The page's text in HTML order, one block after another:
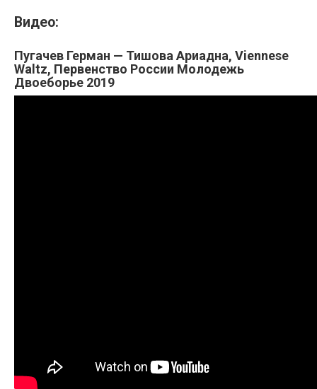
Видео:
Пугачев Герман — Тишова Ариадна, Viennese
Waltz, Первенство России Молодежь
Двоеборье 2019